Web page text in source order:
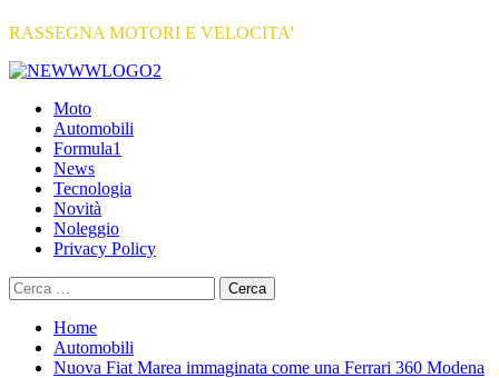
RASSEGNA MOTORI E VELOCITA'
Primary
Moto
Automobili
Formula1
News
Tecnologia
Novità
Noleggio
Privacy Policy
Ricerca
per:
Home
Automobili
Nuova Fiat Marea immaginata come una Ferrari 360 Modena